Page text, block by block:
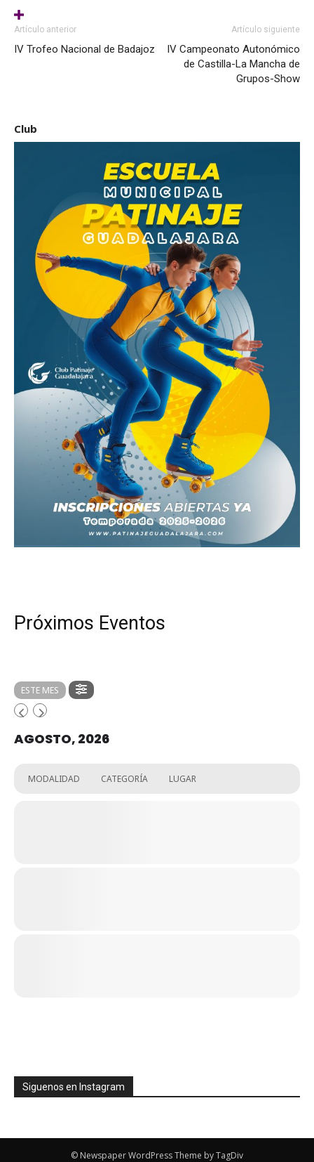
Artículo anterior
IV Trofeo Nacional de Badajoz
Artículo siguiente
IV Campeonato Autonómico
de Castilla-La Mancha de
Grupos-Show
Club
Próximos Eventos
ESTE MES
AGOSTO, 2026
MODALIDAD CATEGORÍA LUGAR
Siguenos en Instagram
© Newspaper WordPress Theme by TagDiv